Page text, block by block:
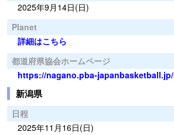
2025年9月14日(日)
Planet
詳細はこちら
都道府県協会ホームページ
https://nagano.pba-japanbasketball.jp/
新潟県
日程
2025年11月16日(日)